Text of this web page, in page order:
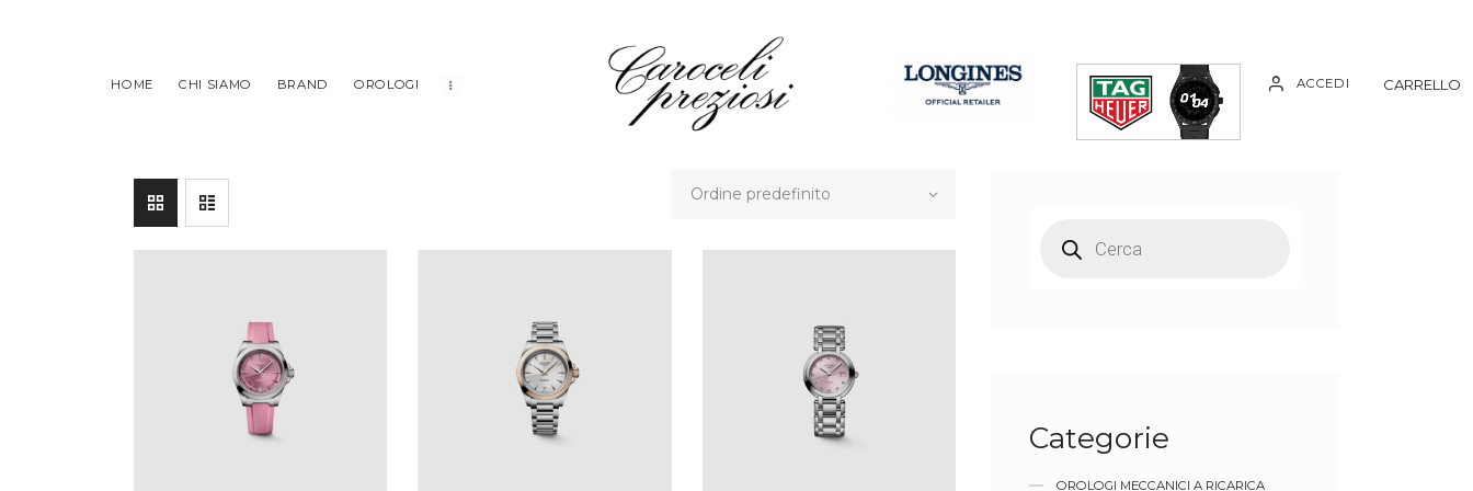
HOME CHI SIAMO BRAND OROLOGI ACCEDI CARRELLO
CHI SIAMO
BRAND
GIOIELLI
CONTATTI
Categorie
OROLOGI MECCANICI A RICARICA